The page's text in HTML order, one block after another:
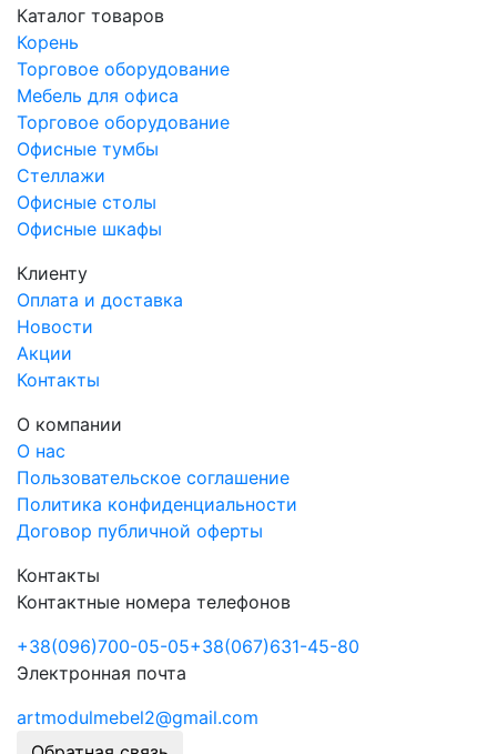
374 868 грн
Производитель
АртМодуль Групп
Общий размер
23,1 м2
Назначение
ювелирный салон, салон часов, люкс бижутерия,
парфюмерия.
магазин Бора А-1
Каталог товаров
Корень
Торговое оборудование
Мебель для офиса
Торговое оборудование
Офисные тумбы
Стеллажи
Офисные столы
Офисные шкафы
Клиенту
Оплата и доставка
Новости
Акции
Контакты
О компании
О нас
Пользовательское соглашение
Политика конфиденциальности
Договор публичной оферты
Контакты
Контактные номера телефонов
+38(096)700-05-05+38(067)631-45-80
Электронная почта
artmodulmebel2@gmail.com